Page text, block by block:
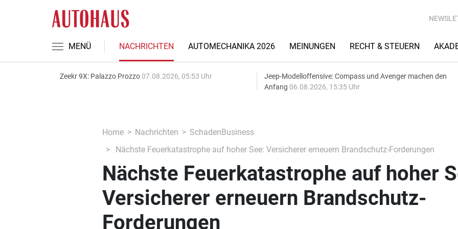
MENÜ NACHRICHTEN AUTOMECHANIKA 2026 MEINUNGEN RECHT & STEUERN
Zeekr 9X: Palazzo Prozzo 07.08.2026, 05:53 Uhr
Jeep-Modelloffensive: Compass und Avenger machen den
Anfang 06.08.2026, 15:35 Uhr
Home Nachrichten
SchadenBusiness
Nächste Feuerkatastrophe auf hoher See: Versicherer erneuern Brandschutz-Forderungen
Nächste Feuerkatastrophe auf hoher
Versicherer erneuern Brandschutz-
Forderungen